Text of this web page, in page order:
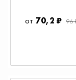
70,2 ₽ 96